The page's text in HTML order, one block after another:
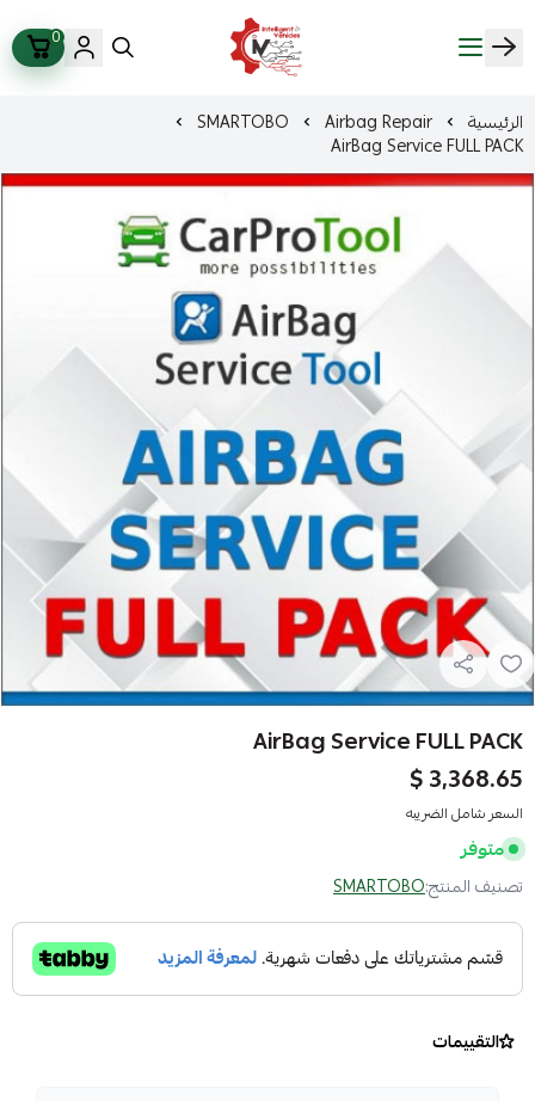
ذكاء المركبات Intelligent Vehicles
0
الرئيسية Airbag Repair
SMARTOBO
AirBag Service FULL PACK
AirBag Service FULL PACK
3,368.65 $
السعر شامل الضريبه
متوفر
تصنيف المنتج:SMARTOBO
التقييمات